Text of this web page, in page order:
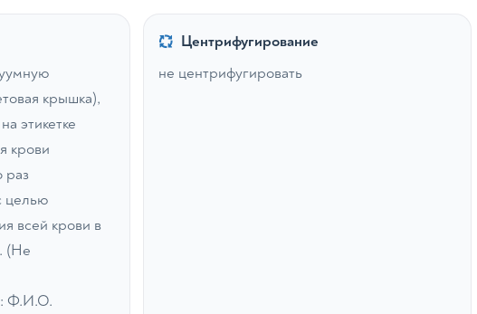
крышка),
этикетке
крови
раз
целью
всей крови в
(Не
Ф.И.О.
Центрифугирование
не центрифугировать